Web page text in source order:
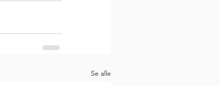
Se alle